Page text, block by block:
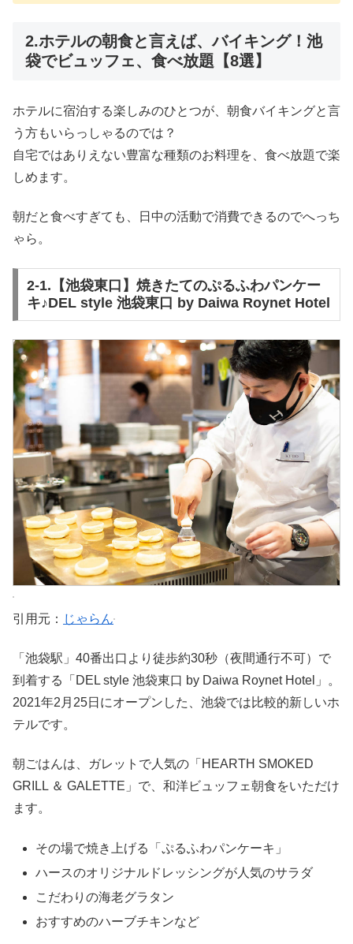
2.ホテルの朝食と言えば、バイキング！池
袋でビュッフェ、食べ放題【8選】
ホテルに宿泊する楽しみのひとつが、朝食バイキングと言
う方もいらっしゃるのでは？
自宅ではありえない豊富な種類のお料理を、食べ放題で楽
しめます。
朝だと食べすぎても、日中の活動で消費できるのでへっち
ゃら。
2-1.【池袋東口】焼きたてのぷるふわパンケー
キ♪DEL style 池袋東口 by Daiwa Roynet Hotel
引用元： じゃらん
「池袋駅」40番出口より徒歩約30秒（夜間通行不可）で
到着する「DEL style 池袋東口 by Daiwa Roynet Hotel」。
2021年2月25日にオープンした、池袋では比較的新しいホ
テルです。
朝ごはんは、ガレットで人気の「HEARTH SMOKED
GRILL ＆ GALETTE」で、和洋ビュッフェ朝食をいただけ
ます。
その場で焼き上げる「ぷるふわパンケーキ」
ハースのオリジナルドレッシングが人気のサラダ
こだわりの海老グラタン
おすすめのハーブチキンなど